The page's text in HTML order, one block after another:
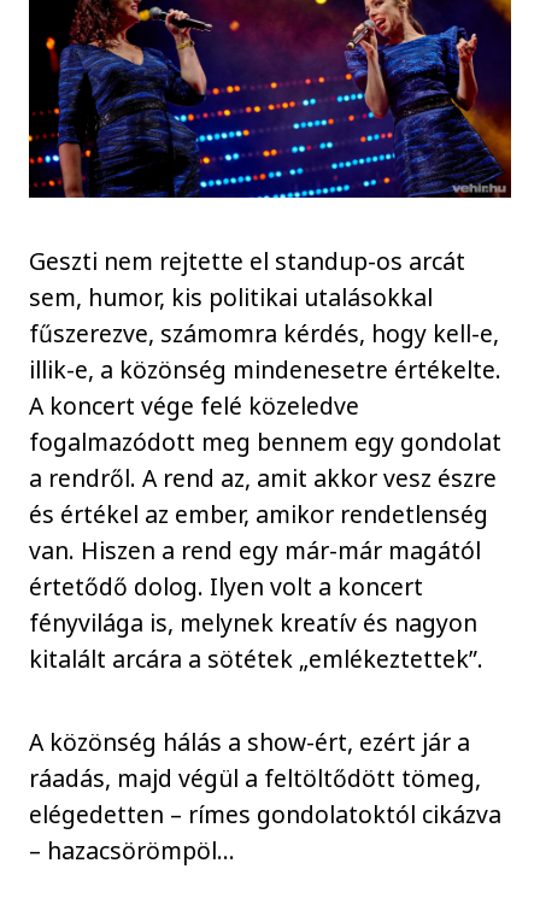
Geszti nem rejtette el standup-os arcát
sem, humor, kis politikai utalásokkal
fűszerezve, számomra kérdés, hogy kell-e,
illik-e, a közönség mindenesetre értékelte.
A koncert vége felé közeledve
fogalmazódott meg bennem egy gondolat
a rendről. A rend az, amit akkor vesz észre
és értékel az ember, amikor rendetlenség
van. Hiszen a rend egy már-már magától
értetődő dolog. Ilyen volt a koncert
fényvilága is, melynek kreatív és nagyon
kitalált arcára a sötétek „emlékeztettek”.
A közönség hálás a show-ért, ezért jár a
ráadás, majd végül a feltöltődött tömeg,
elégedetten – rímes gondolatoktól cikázva
– hazacsörömpöl…